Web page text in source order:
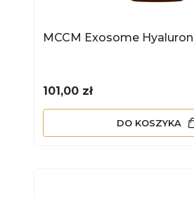
MCCM Exosome
Cena
101,00 zł
DO KOSZYKA